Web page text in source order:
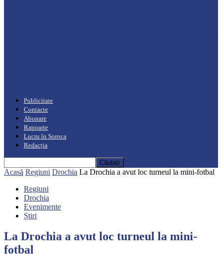
Publicitate
Contacte
Abonare
Rapoarte
Lucru în Soroca
Redacția
Acasă Regiuni Drochia La Drochia a avut loc turneul la mini-fotbal
Regiuni
Drochia
Evenimente
Știri
La Drochia a avut loc turneul la mini-
fotbal